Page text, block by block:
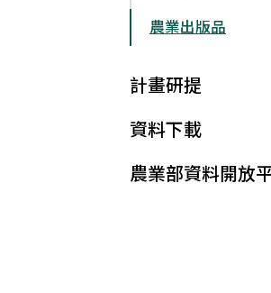
農業出版品
計畫研提
資料下載
農業部資料開放